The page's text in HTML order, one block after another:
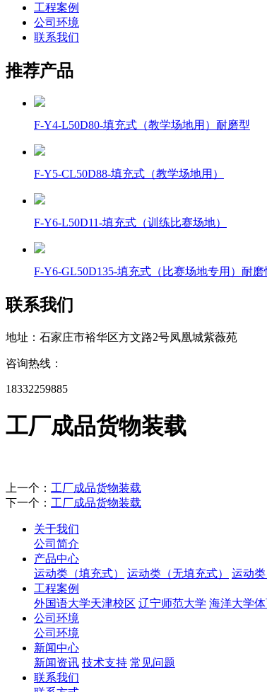
工程案例
公司环境
联系我们
推荐产品
F-Y4-L50D80-填充式（教学场地用）耐磨型
F-Y5-CL50D88-填充式（教学场地用）
F-Y6-L50D11-填充式（训练比赛场地）
F-Y6-GL50D135-填充式（比赛场地专用）耐磨
联系我们
地址：石家庄市裕华区方文路2号凤凰城紫薇苑
咨询热线：
18332259885
工厂成品货物装载
上一个： 工厂成品货物装载
下一个： 工厂成品货物装载
关于我们
公司简介
产品中心
运动类（填充式）
运动类（无填充式） 运动类
工程案例
外国语大学天津校区 辽宁师范大学 海洋大学
公司环境
公司环境
新闻中心
新闻资讯 技术支持 常见问题
联系我们